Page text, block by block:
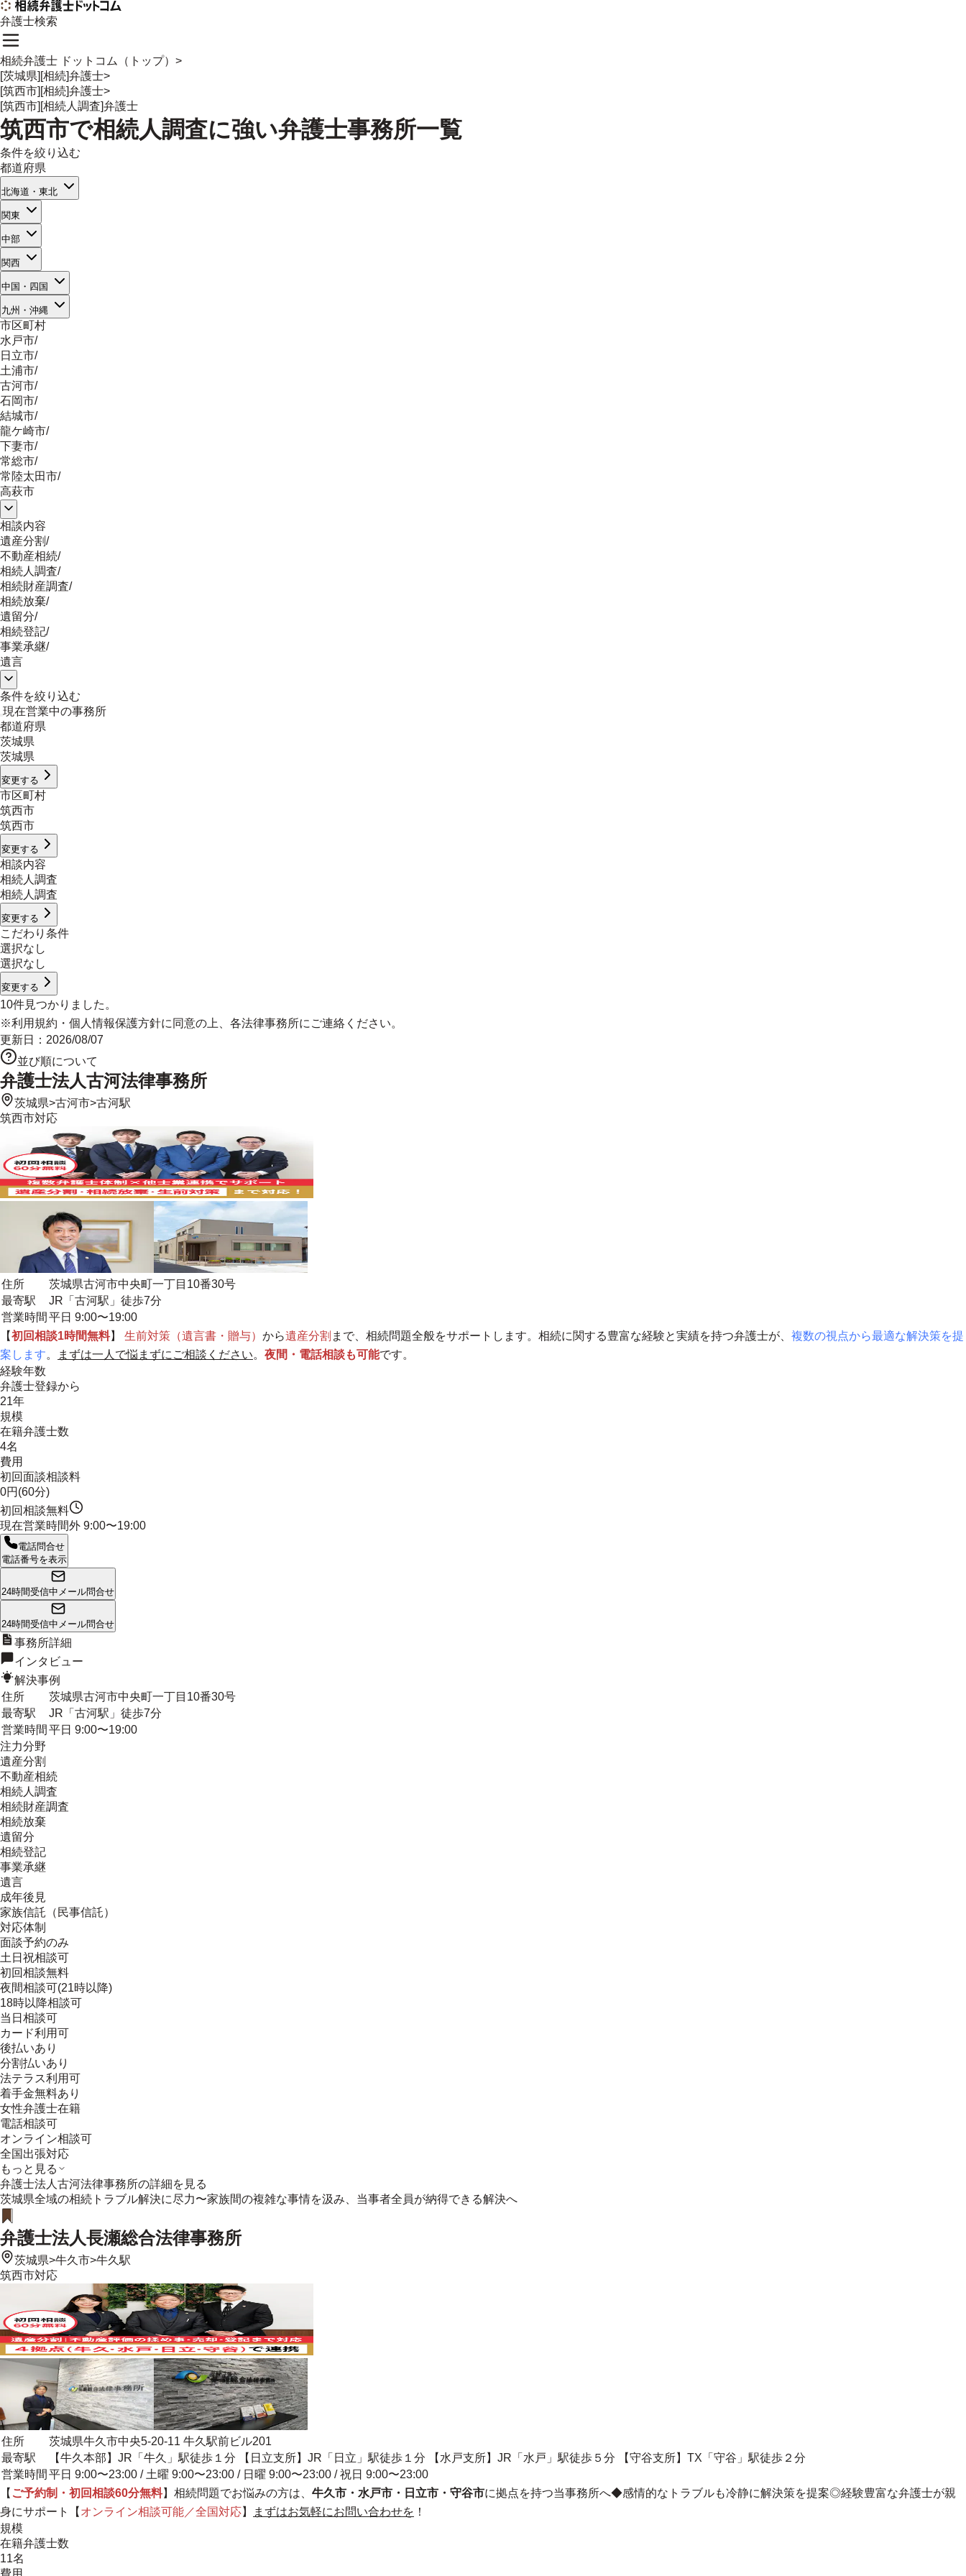
弁護士検索
相続弁護士 ドットコム（トップ） >
[茨城県][相続]弁護士>
[筑西市][相続]弁護士>
[筑西市][相続人調査]弁護士
筑西市で相続人調査に強い弁護士事務所一覧
条件を絞り込む
都道府県
北海道・東北
関東
中部
関西
中国・四国
九州・沖縄
市区町村
水戸市/
日立市/
土浦市/
古河市/
石岡市/
結城市/
龍ケ崎市/
下妻市/
常総市/
常陸太田市/
高萩市
相談内容
遺産分割/
不動産相続/
相続人調査/
相続財産調査/
相続放棄/
遺留分/
相続登記/
事業承継/
遺言
条件を絞り込む
現在営業中の事務所
都道府県
茨城県
茨城県
変更する
市区町村
筑西市
筑西市
変更する
相談内容
相続人調査
相続人調査
変更する
こだわり条件
選択なし
選択なし
変更する
10件見つかりました。
※利用規約 ・ 個人情報保護方針に同意の上、各法律事務所にご連絡ください。
更新日： 2026/08/07
並び順について
弁護士法人古河法律事務所
茨城県>古河市>古河駅
筑西市対応
住所
茨城県古河市中央町一丁目10番30号
最寄駅
JR「古河駅」徒歩7分
営業時間 平日 9:00〜19:00
【初回相談1時間無料】 生前対策（遺言書・贈与） から遺産分割 まで、相続問題全般をサポートします。相続に関する豊富な経験と実績を持つ弁護士が、 複数の視点から最適な解決策を提
案します。 まずは一人で悩まずにご相談ください。 夜間・電話相談も可能です。
経験年数
弁護士登録から
21年
規模
在籍弁護士数
4名
費用
初回面談相談料
0円(60分)
初回相談無料
現在営業時間外 9:00〜19:00
電話問合せ
電話番号を表示
24時間受信中 メール問合せ
24時間受信中 メール問合せ
事務所詳細
インタビュー
解決事例
住所
茨城県古河市中央町一丁目10番30号
最寄駅
JR「古河駅」徒歩7分
営業時間 平日 9:00〜19:00
注力分野
遺産分割
不動産相続
相続人調査
相続財産調査
相続放棄
遺留分
相続登記
事業承継
遺言
成年後見
家族信託（民事信託）
対応体制
面談予約のみ
土日祝相談可
初回相談無料
夜間相談可(21時以降)
18時以降相談可
当日相談可
カード利用可
後払いあり
分割払いあり
法テラス利用可
着手金無料あり
女性弁護士在籍
電話相談可
オンライン相談可
全国出張対応
もっと見る
弁護士法人古河法律事務所の詳細を見る
茨城県全域の相続トラブル解決に尽力〜家族間の複雑な事情を汲み、当事者全員が納得できる解決へ
弁護士法人長瀬総合法律事務所
茨城県>牛久市>牛久駅
筑西市対応
住所
茨城県牛久市中央5-20-11 牛久駅前ビル201
最寄駅
【牛久本部】JR「牛久」駅徒歩１分 【日立支所】JR「日立」駅徒歩１分 【水戸支所】JR「水戸」駅徒歩５分 【守谷支所】TX「守谷」駅徒歩２分
営業時間 平日 9:00〜23:00 / 土曜 9:00〜23:00 / 日曜 9:00〜23:00 / 祝日 9:00〜23:00
【 ご予約制・初回相談60分無料】相続問題でお悩みの方は、 牛久市・水戸市・日立市・守谷市に拠点を持つ当事務所へ◆感情的なトラブルも冷静に解決策を提案◎経験豊富な弁護士が親
身にサポート
【 オンライン相談可能／全国対応】 まずはお気軽にお問い合わせを ！
規模
在籍弁護士数
11名
費用